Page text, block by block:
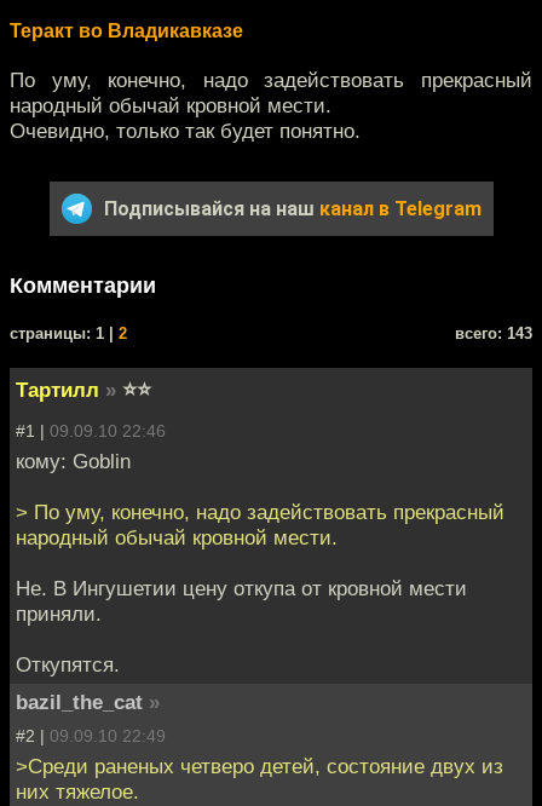
Теракт во Владикавказе
По уму, конечно, надо задействовать прекрасный
народный обычай кровной мести.
Очевидно, только так будет понятно.
Подписывайся на наш канал в Telegram
Комментарии
cтраницы: 1 | 2 всего: 143
Тартилл » ⭐⭐
#1 | 09.09.10 22:46
кому: Goblin
> По уму, конечно, надо задействовать прекрасный
народный обычай кровной мести.
Не. В Ингушетии цену откупа от кровной мести
приняли.
Откупятся.
bazil_the_cat »
#2 | 09.09.10 22:49
>Среди раненых четверо детей, состояние двух из
них тяжелое.